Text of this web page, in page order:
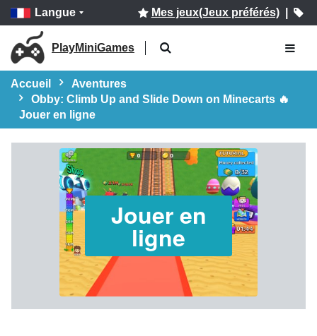
Langue Mes jeux(Jeux préférés)|
PlayMiniGames
Accueil
Aventures
Obby: Climb Up and Slide Down on Minecarts 🔥
Jouer en ligne
Jouer en
ligne